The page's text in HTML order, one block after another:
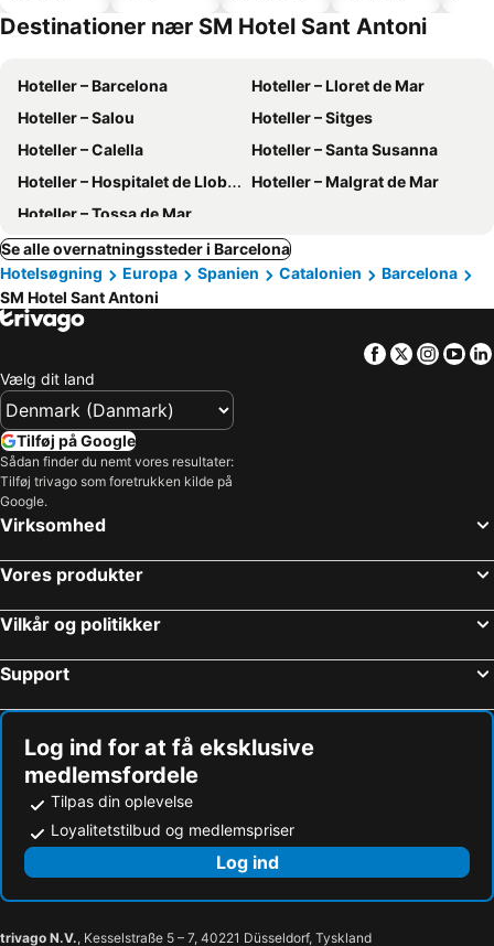
Destinationer nær SM Hotel Sant Antoni
Hoteller – Barcelona
Hoteller – Lloret de Mar
Hoteller – Salou
Hoteller – Sitges
Hoteller – Calella
Hoteller – Santa Susanna
Hoteller – Hospitalet de Llobregat
Hoteller – Malgrat de Mar
Hoteller – Tossa de Mar
Se alle overnatningssteder i Barcelona
Hotelsøgning
Europa Spanien Catalonien
Barcelona
SM Hotel Sant Antoni
Facebook
Twitter
Vælg dit land
Tilføj på Google
Sådan finder du nemt vores resultater:
Tilføj trivago som foretrukken kilde på
Google.
Virksomhed
Vores produkter
Vilkår og politikker
Support
Log ind for at få eksklusive
medlemsfordele
Tilpas din oplevelse
Loyalitetstilbud og medlemspriser
Log ind
trivago N.V., Kesselstraße 5 – 7, 40221 Düsseldorf, Tyskland